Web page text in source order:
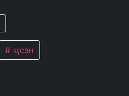
цсзн